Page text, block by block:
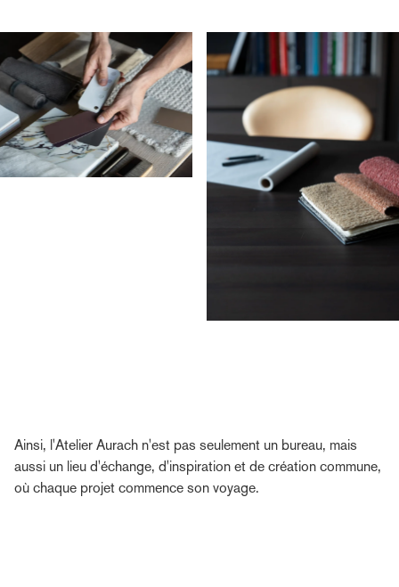
Ainsi, l'Atelier Aurach n'est pas seulement un bureau, mais
aussi un lieu d'échange, d'inspiration et de création commune,
où chaque projet commence son voyage.